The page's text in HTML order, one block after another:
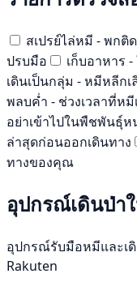
สเปรย์ไล่หมี - พกติ
ปรบมือ
เก็บอาหาร
เดินเป็นกลุ่ม - หมีหลีก
พลบค่ำ - ช่วงเวลาที่ห
อย่าเข้าไปในพืชพันธุ์
ล่าสุดก่อนออกเดินทาง
ทางของคุณ
อุปกรณ์เดินป่า
อุปกรณ์รับมือหมีและเ
Rakuten